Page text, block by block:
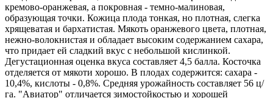
кремово-оранжевая, а покровная - темно-малиновая,
образующая точки. Кожица плода тонкая, но плотная, слегка
хрящеватая и бархатистая. Мякоть оранжевого цвета, плотная,
нежно-волокнистая и обладает высоким содержанием сахара,
что придает ей сладкий вкус с небольшой кислинкой.
Дегустационная оценка вкуса составляет 4,5 балла. Косточка
отделяется от мякоти хорошо. В плодах содержится: сахара -
10,4%, кислоты - 0,8%. Средняя урожайность составляет 56 ц/
га. "Авиатор" отличается зимостойкостью и хорошей